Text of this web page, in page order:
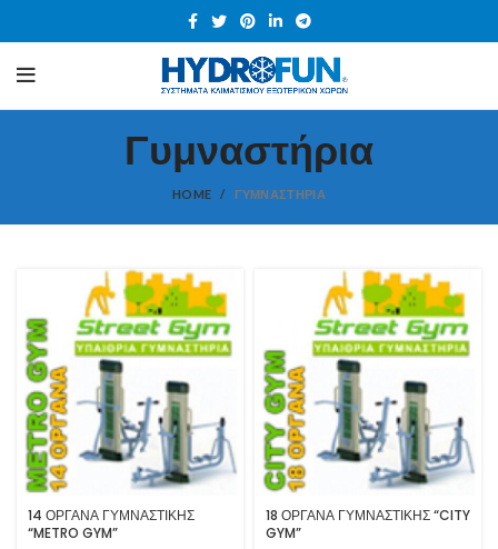
Γυμναστήρια
HOME ΓΥΜΝΑΣΤΉΡΙΑ
14 ΟΡΓΑΝΑ ΓΥΜΝΑΣΤΙΚΗΣ
“METRO GYM”
18 ΟΡΓΑΝΑ ΓΥΜΝΑΣΤΙΚΗΣ “CITY
GYM”